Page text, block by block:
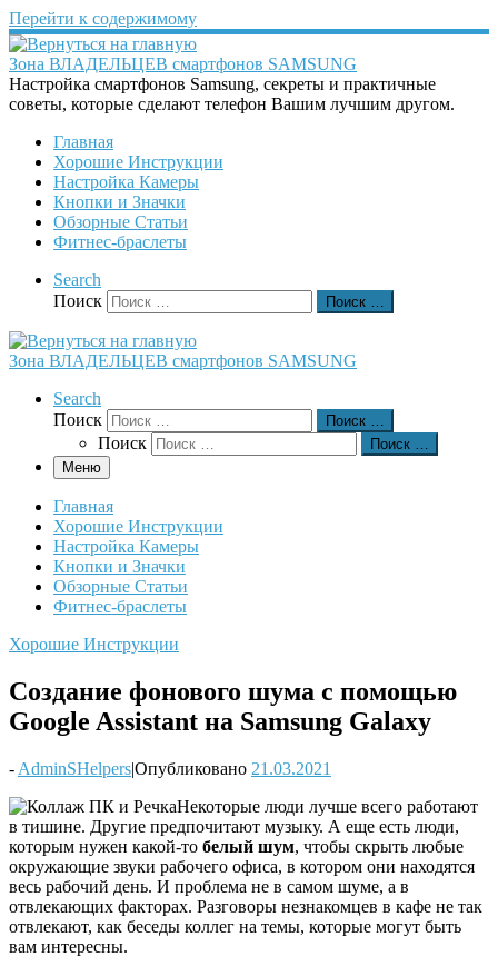
Перейти к содержимому
Зона ВЛАДЕЛЬЦЕВ смартфонов SAMSUNG
Настройка смартфонов Samsung, секреты и практичные
советы, которые сделают телефон Вашим лучшим другом.
Главная
Хорошие Инструкции
Настройка Камеры
Кнопки и Значки
Обзорные Статьи
Фитнес-браслеты
Search
Поиск
Поиск …
Зона ВЛАДЕЛЬЦЕВ смартфонов SAMSUNG
Search
Поиск
Поиск …
Поиск
Поиск …
Меню
Главная
Хорошие Инструкции
Настройка Камеры
Кнопки и Значки
Обзорные Статьи
Фитнес-браслеты
Хорошие Инструкции
Создание фонового шума с помощью
Google Assistant на Samsung Galaxy
- AdminSHelpers|Опубликовано 21.03.2021
Некоторые люди лучше всего работают
в тишине. Другие предпочитают музыку. А еще есть люди,
которым нужен какой-то белый шум, чтобы скрыть любые
окружающие звуки рабочего офиса, в котором они находятся
весь рабочий день. И проблема не в самом шуме, а в
отвлекающих факторах. Разговоры незнакомцев в кафе не так
отвлекают, как беседы коллег на темы, которые могут быть
вам интересны.